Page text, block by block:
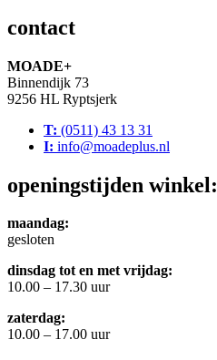
contact
MOADE+
Binnendijk 73
9256 HL Ryptsjerk
T: (0511) 43 13 31
I: info@moadeplus.nl
openingstijden winkel:
maandag:
gesloten
dinsdag tot en met vrijdag:
10.00 – 17.30 uur
zaterdag:
10.00 – 17.00 uur